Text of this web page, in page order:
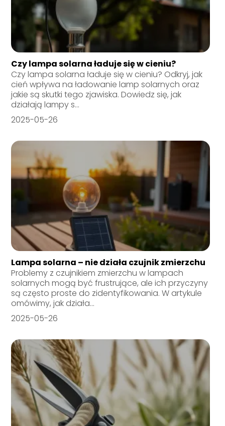
Czy lampa solarna ładuje się w cieniu?
Czy lampa solarna ładuje się w cieniu? Odkryj, jak
cień wpływa na ładowanie lamp solarnych oraz
jakie są skutki tego zjawiska. Dowiedz się, jak
działają lampy s...
2025-05-26
Lampa solarna – nie działa czujnik zmierzchu
Problemy z czujnikiem zmierzchu w lampach
solarnych mogą być frustrujące, ale ich przyczyny
są często proste do zidentyfikowania. W artykule
omówimy, jak działa...
2025-05-26